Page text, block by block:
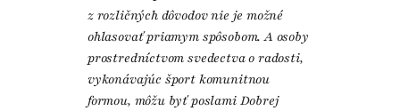
z rozličných dôvodov nie je možné
ohlasovať priamym spôsobom. A osoby
prostredníctvom svedectva o radosti,
vykonávajúc šport komunitnou
formou, môžu byť poslami Dobrej